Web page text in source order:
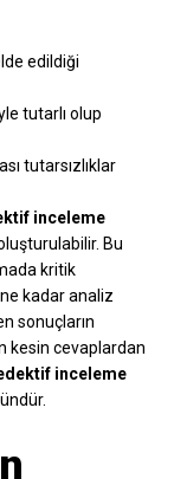
edildiği
tutarlı olup
tutarsızlıklar
inceleme
Bu
kritik
kadar analiz
sonuçların
kesin cevaplardan
inceleme